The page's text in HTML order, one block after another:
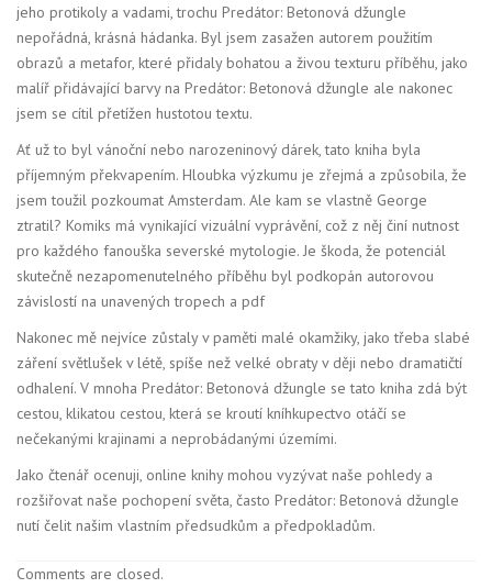
jeho protikoly a vadami, trochu Predátor: Betonová džungle
nepořádná, krásná hádanka. Byl jsem zasažen autorem použitím
obrazů a metafor, které přidaly bohatou a živou texturu příběhu, jako
malíř přidávající barvy na Predátor: Betonová džungle ale nakonec
jsem se cítil přetížen hustotou textu.
Ať už to byl vánoční nebo narozeninový dárek, tato kniha byla
příjemným překvapením. Hloubka výzkumu je zřejmá a způsobila, že
jsem toužil pozkoumat Amsterdam. Ale kam se vlastně George
ztratil? Komiks má vynikající vizuální vyprávění, což z něj činí nutnost
pro každého fanouška severské mytologie. Je škoda, že potenciál
skutečně nezapomenutelného příběhu byl podkopán autorovou
závislostí na unavených tropech a pdf
Nakonec mě nejvíce zůstaly v paměti malé okamžiky, jako třeba slabé
záření světlušek v létě, spíše než velké obraty v ději nebo dramatičtí
odhalení. V mnoha Predátor: Betonová džungle se tato kniha zdá být
cestou, klikatou cestou, která se kroutí kníhkupectvo otáčí se
nečekanými krajinami a neprobádanými územími.
Jako čtenář ocenuji, online knihy mohou vyzývat naše pohledy a
rozšiřovat naše pochopení světa, často Predátor: Betonová džungle
nutí čelit našim vlastním předsudkům a předpokladům.
Comments are closed.